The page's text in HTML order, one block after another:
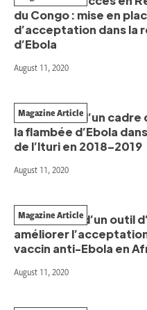
du Congo : mise en
d’acceptation dans la
d’Ebola
August 11, 2020
L’évolution d’un
la flambée d’Ebola
de l’Ituri en 2018–2019
Magazine Article
August 11, 2020
Élaboration d’un outil
améliorer
vaccin anti-Ebola en
Magazine Article
August 11, 2020